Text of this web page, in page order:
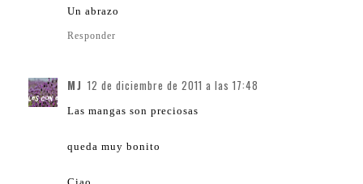
Un abrazo
Responder
MJ 12 de diciembre de 2011 a las 17:48
Las mangas son preciosas
queda muy bonito